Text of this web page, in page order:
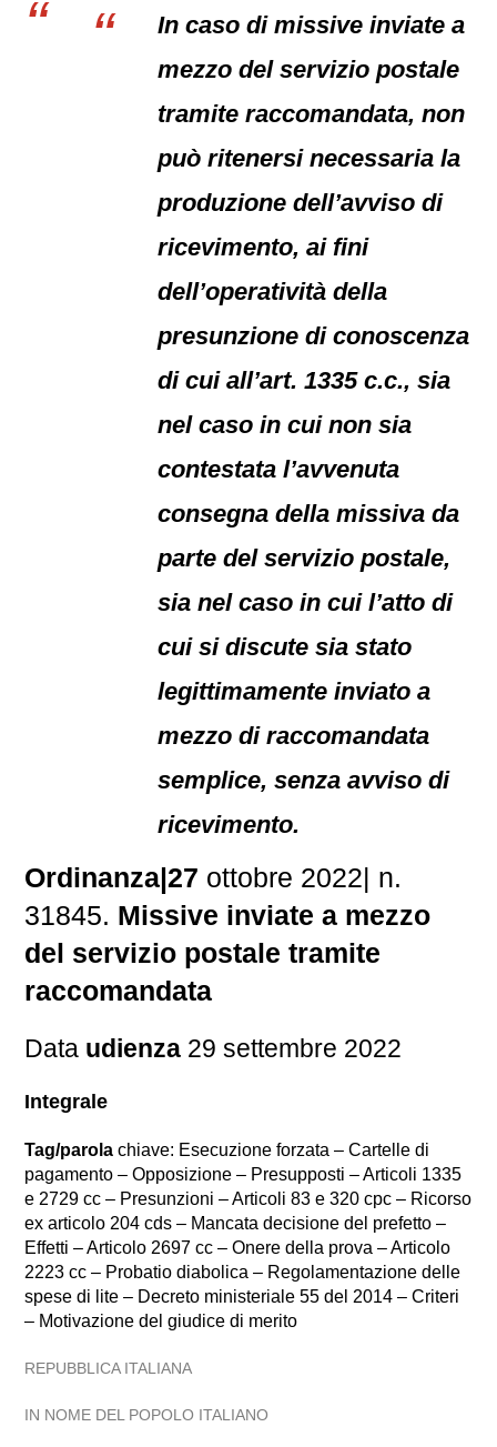
In caso di missive inviate a
mezzo del servizio postale
tramite raccomandata, non
può ritenersi necessaria la
produzione dell’avviso di
ricevimento, ai fini
dell’operatività della
presunzione di conoscenza
di cui all’art. 1335 c.c., sia
nel caso in cui non sia
contestata l’avvenuta
consegna della missiva da
parte del servizio postale,
sia nel caso in cui l’atto di
cui si discute sia stato
legittimamente inviato a
mezzo di raccomandata
semplice, senza avviso di
ricevimento.
Ordinanza|27 ottobre 2022| n.
31845. Missive inviate a mezzo
del servizio postale tramite
raccomandata
Data udienza 29 settembre 2022
Integrale
Tag/parola chiave: Esecuzione forzata – Cartelle di
pagamento – Opposizione – Presupposti – Articoli 1335
e 2729 cc – Presunzioni – Articoli 83 e 320 cpc – Ricorso
ex articolo 204 cds – Mancata decisione del prefetto –
Effetti – Articolo 2697 cc – Onere della prova – Articolo
2223 cc – Probatio diabolica – Regolamentazione delle
spese di lite – Decreto ministeriale 55 del 2014 – Criteri
– Motivazione del giudice di merito
REPUBBLICA ITALIANA
IN NOME DEL POPOLO ITALIANO